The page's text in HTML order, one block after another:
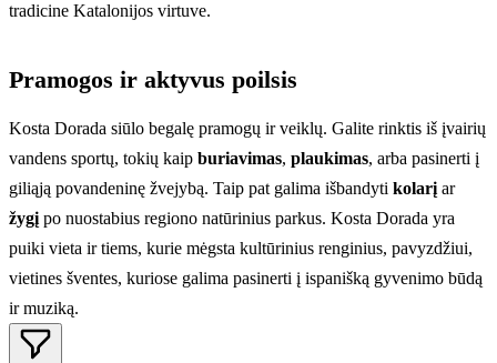
tradicine Katalonijos virtuve.
Pramogos ir aktyvus poilsis
Kosta Dorada siūlo begalę pramogų ir veiklų. Galite rinktis iš įvairių
vandens sportų, tokių kaip buriavimas, plaukimas, arba pasinerti į
giliąją povandeninę žvejybą. Taip pat galima išbandyti kolarį ar
žygį po nuostabius regiono natūrinius parkus. Kosta Dorada yra
puiki vieta ir tiems, kurie mėgsta kultūrinius renginius, pavyzdžiui,
vietines šventes, kuriose galima pasinerti į ispanišką gyvenimo būdą
ir muziką.